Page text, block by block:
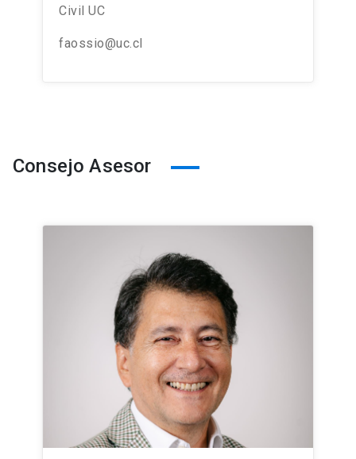
Civil UC
faossio@uc.cl
Consejo Asesor